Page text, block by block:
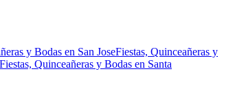
y Bodas en San JoseFiestas, Quinceañeras y
Fiestas, Quinceañeras y Bodas en Santa